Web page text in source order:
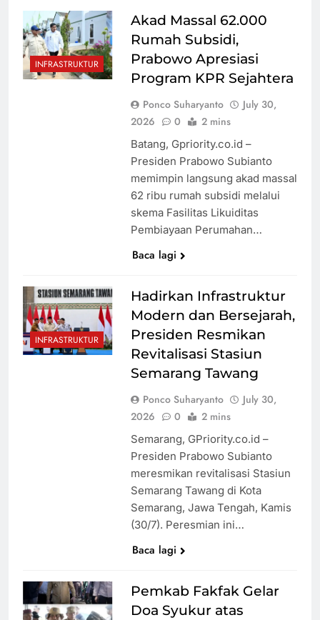
Primary Senat
Demokrat di
Michigan
Prabowo
Matangkan
Program
Pembaruan
Buku Ajar
Nasional
Canggih! SMK
di Jayapura
Absen Digital
dengan Kartu
yang Dapat
Dipantau
Orang Tua
Jual Gado-
Gado di
Makkah
dengan View
Madura
Mendadak
Viral
Dinasihati? Ini
Cara Terbaik
Suami
Membimbing
Istri
Soroti
Diskriminasi
Pasien BPJS,
dr. Gia:
lelahnya
Nakes, Lebih
Lelah Pasien
Trump: Datang
ke AS untuk
Melahirkan
Bisa Diusir
INFRASTRUKTUR
Akad Massal 62.000
Rumah Subsidi,
Prabowo Apresiasi
Program KPR Sejahtera
Ponco Suharyanto
July 30,
2026
0 2 mins
Batang, Gpriority.co.id –
Presiden Prabowo Subianto
memimpin langsung akad massal
62 ribu rumah subsidi melalui
skema Fasilitas Likuiditas
Pembiayaan Perumahan…
Baca lagi
INFRASTRUKTUR
Hadirkan Infrastruktur
Modern dan Bersejarah,
Presiden Resmikan
Revitalisasi Stasiun
Semarang Tawang
Ponco Suharyanto
July 30,
2026
0 2 mins
Semarang, GPriority.co.id –
Presiden Prabowo Subianto
meresmikan revitalisasi Stasiun
Semarang Tawang di Kota
Semarang, Jawa Tengah, Kamis
(30/7). Peresmian ini…
Baca lagi
Pemkab Fakfak Gelar
Doa Syukur atas